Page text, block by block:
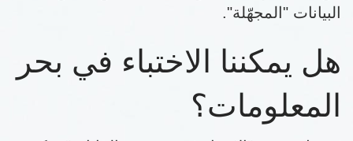
البيانات "المجهّلة".
هل يمكننا الاختباء في بحر
المعلومات؟